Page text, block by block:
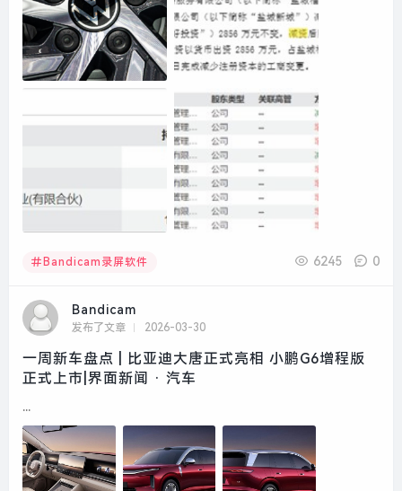
Bandicam录屏软件 6245 0
Bandicam
发布了文章 2026-03-30
一周新车盘点 | 比亚迪大唐正式亮相 小鹏G6增程版
正式上市|界面新闻 · 汽车
...